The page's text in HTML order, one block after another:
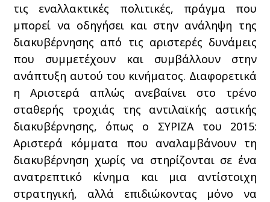
τις εναλλακτικές πολιτικές, πράγμα που
μπορεί να οδηγήσει και στην ανάληψη της
διακυβέρνησης από τις αριστερές δυνάμεις
που συμμετέχουν και συμβάλλουν στην
ανάπτυξη αυτού του κινήματος. Διαφορετικά
η Αριστερά απλώς ανεβαίνει στο τρένο
σταθερής τροχιάς της αντιλαϊκής αστικής
διακυβέρνησης, όπως ο ΣΥΡΙΖΑ του 2015:
Αριστερά κόμματα που αναλαμβάνουν τη
διακυβέρνηση χωρίς να στηρίζονται σε ένα
ανατρεπτικό κίνημα και μια αντίστοιχη
στρατηγική, αλλά επιδιώκοντας μόνο να